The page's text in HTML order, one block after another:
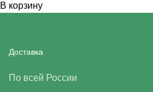
В корзину
Доставка
По всей России